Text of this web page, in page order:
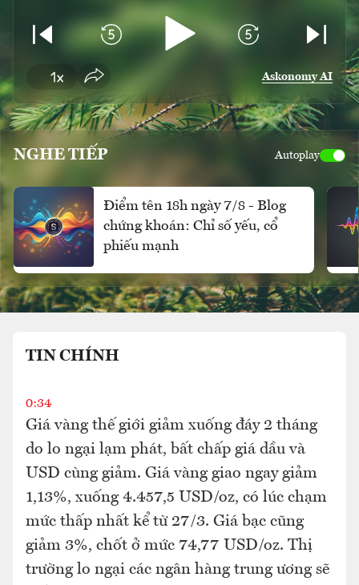
Askonomy AI
NGHE TIẾP Autoplay
Điểm tên 18h ngày 7/8 - Blog
chứng khoán: Chỉ số yếu, cổ
phiếu mạnh
TIN CHÍNH
0:34
Giá vàng thế giới giảm xuống đáy 2 tháng
do lo ngại lạm phát, bất chấp giá dầu và
USD cùng giảm. Giá vàng giao ngay giảm
1,13%, xuống 4.457,5 USD/oz, có lúc chạm
mức thấp nhất kể từ 27/3. Giá bạc cũng
giảm 3%, chốt ở mức 74,77 USD/oz. Thị
trường lo ngại các ngân hàng trung ương sẽ